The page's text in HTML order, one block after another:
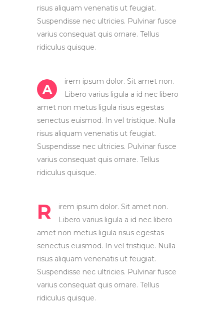
risus aliquam venenatis ut feugiat.
Suspendisse nec ultricies. Pulvinar fusce
varius consequat quis ornare. Tellus
ridiculus quisque.
A
irem ipsum dolor. Sit amet non.
Libero varius ligula a id nec libero
amet non metus ligula risus egestas
senectus euismod. In vel tristique. Nulla
risus aliquam venenatis ut feugiat.
Suspendisse nec ultricies. Pulvinar fusce
varius consequat quis ornare. Tellus
ridiculus quisque.
R
irem ipsum dolor. Sit amet non.
Libero varius ligula a id nec libero
amet non metus ligula risus egestas
senectus euismod. In vel tristique. Nulla
risus aliquam venenatis ut feugiat.
Suspendisse nec ultricies. Pulvinar fusce
varius consequat quis ornare. Tellus
ridiculus quisque.